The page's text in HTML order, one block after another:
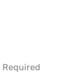
Required